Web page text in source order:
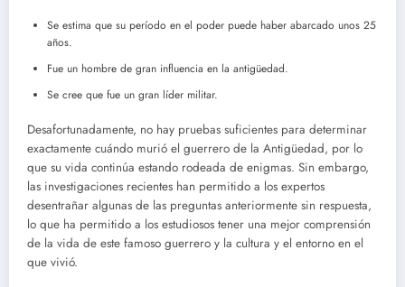
Se estima que su período en el poder puede haber abarcado unos 25
años.
Fue un hombre de gran influencia en la antigüedad.
Se cree que fue un gran líder militar.
Desafortunadamente, no hay pruebas suficientes para determinar
exactamente cuándo murió el guerrero de la Antigüedad, por lo
que su vida continúa estando rodeada de enigmas. Sin embargo,
las investigaciones recientes han permitido a los expertos
desentrañar algunas de las preguntas anteriormente sin respuesta,
lo que ha permitido a los estudiosos tener una mejor comprensión
de la vida de este famoso guerrero y la cultura y el entorno en el
que vivió.